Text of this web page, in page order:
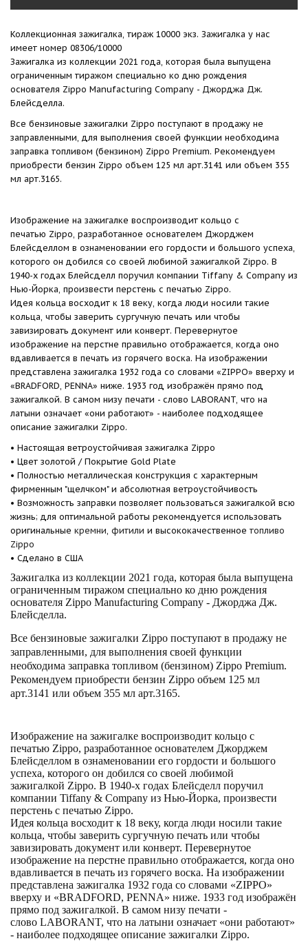
Коллекционная зажигалка, тираж 10000 экз. Зажигалка у нас
имеет номер 08306/10000
Зажигалка из коллекции 2021 года , которая была выпущена
ограниченным тиражом специально ко дню рождения
основателя Zippo Manufacturing Company - Джорджа Дж.
Блейсделла.
Все бензиновые зажигалки Zippo поступают в продажу не
заправленными, для выполнения своей функции необходима
заправка топливом (бензином) Zippo Premium. Рекомендуем
приобрести бензин Zippo объем 125 мл арт.3141 или объем 355
мл арт.3165.
Изображение на зажигалке воспроизводит кольцо с
печатью Zippo , разработанное основателем Джорджем
Блейсделлом в ознаменовании его гордости и большого успеха,
которого он добился со своей любимой зажигалкой Zippo. В
1940-х годах Блейсделл поручил компании Tiffany & Company из
Нью-Йорка, произвести перстень с печатью Zippo.
Идея кольца восходит к 18 веку, когда люди носили такие
кольца, чтобы заверить сургучную печать или чтобы
завизировать документ или конверт. Перевернутое
изображение на перстне правильно отображается, когда оно
вдавливается в печать из горячего воска. На изображении
представлена зажигалка 1932 года со словами «ZIPPO» вверху и
«BRADFORD, PENNA» ниже. 1933 год изображён прямо под
зажигалкой. В самом низу печати - слово LABORANT , что на
латыни означает «они работают» - наиболее подходящее
описание зажигалки Zippo.
• Настоящая ветроустойчивая зажигалка Zippo
• Цвет золотой / Покрытие Gold Plate
• Полностью металлическая конструкция с характерным
фирменным "щелчком" и абсолютная ветроустойчивость
• Возможность заправки позволяет пользоваться зажигалкой всю
жизнь; для оптимальной работы рекомендуется использовать
оригинальные кремни фитили и высококачественное топливо
Zippo
• Сделано в США
Зажигалка из коллекции 2021 года, которая была выпущена
ограниченным тиражом специально ко дню рождения
основателя Zippo Manufacturing Company - Джорджа Дж.
Блейсделла.
Все бензиновые зажигалки Zippo поступают в продажу не
заправленными, для выполнения своей функции
необходима заправка топливом (бензином) Zippo Premium.
Рекомендуем приобрести бензин Zippo объем 125 мл
арт.3141 или объем 355 мл арт.3165.
Изображение на зажигалке воспроизводит кольцо с
печатью Zippo, разработанное основателем Джорджем
Блейсделлом в ознаменовании его гордости и большого
успеха, которого он добился со своей любимой
зажигалкой Zippo. В 1940-х годах Блейсделл поручил
компании Tiffany & Company из Нью-Йорка, произвести
перстень с печатью Zippo.
Идея кольца восходит к 18 веку, когда люди носили такие
кольца, чтобы заверить сургучную печать или чтобы
завизировать документ или конверт. Перевернутое
изображение на перстне правильно отображается, когда оно
вдавливается в печать из горячего воска. На изображении
представлена зажигалка 1932 года со словами «ZIPPO»
вверху и «BRADFORD, PENNA» ниже. 1933 год изображён
прямо под зажигалкой. В самом низу печати -
слово LABORANT, что на латыни означает «они работают»
- наиболее подходящее описание зажигалки Zippo.